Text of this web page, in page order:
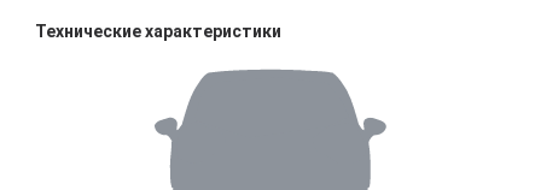
Технические характеристики